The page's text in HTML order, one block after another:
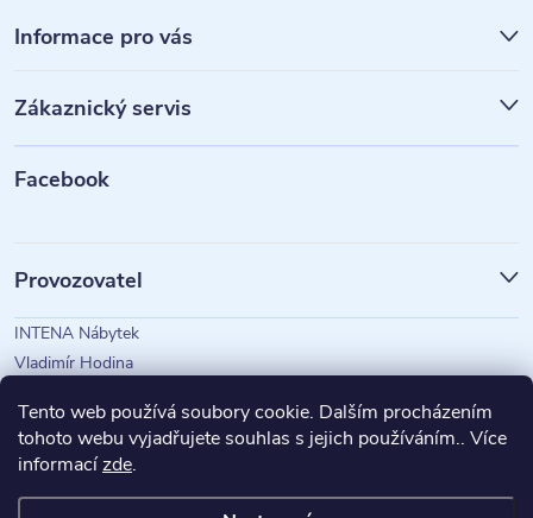
Tento web používá soubory cookie. Dalším procházením
tohoto webu vyjadřujete souhlas s jejich používáním.. Více
informacízde.
á
p
a
Informace pro vás
Zákaznický servis
Facebook
Provozovatel
INTENA Nábytek
Vladimír Hodina